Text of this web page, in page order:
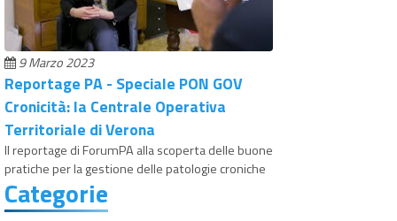
9 Marzo 2023
Reportage PA - Speciale PON GOV
Cronicità: la Centrale Operativa
Territoriale di Verona
Il reportage di ForumPA alla scoperta delle buone
pratiche per la gestione delle patologie croniche
Categorie